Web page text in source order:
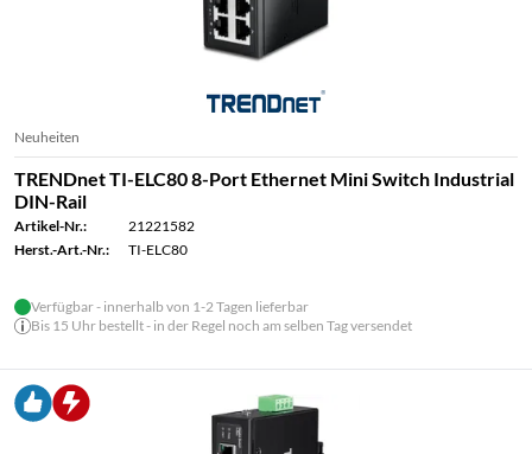
Neuheiten
TRENDnet TI-ELC80 8-Port Ethernet Mini Switch Industrial
DIN-Rail
Artikel-Nr.:
21221582
Herst.-Art.-Nr.:
TI-ELC80
Verfügbar - innerhalb von 1-2 Tagen lieferbar
Bis 15 Uhr bestellt - in der Regel noch am selben Tag versendet